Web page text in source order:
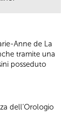
Anne de La
tramite una
posseduto
dell’Orologio